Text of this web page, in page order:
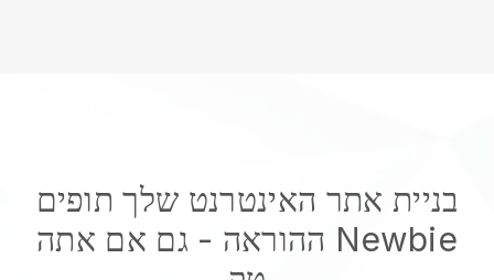
בניית אתר האינטרנט שלך תופים
ההוראה - גם אם אתה Newbie